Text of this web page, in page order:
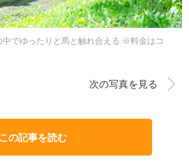
でゆったりと馬と触れ合える ※料金はコ
次の写真を見る
この記事を読む